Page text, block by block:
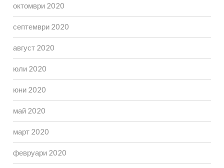
октомври 2020
септември 2020
август 2020
юли 2020
юни 2020
май 2020
март 2020
февруари 2020